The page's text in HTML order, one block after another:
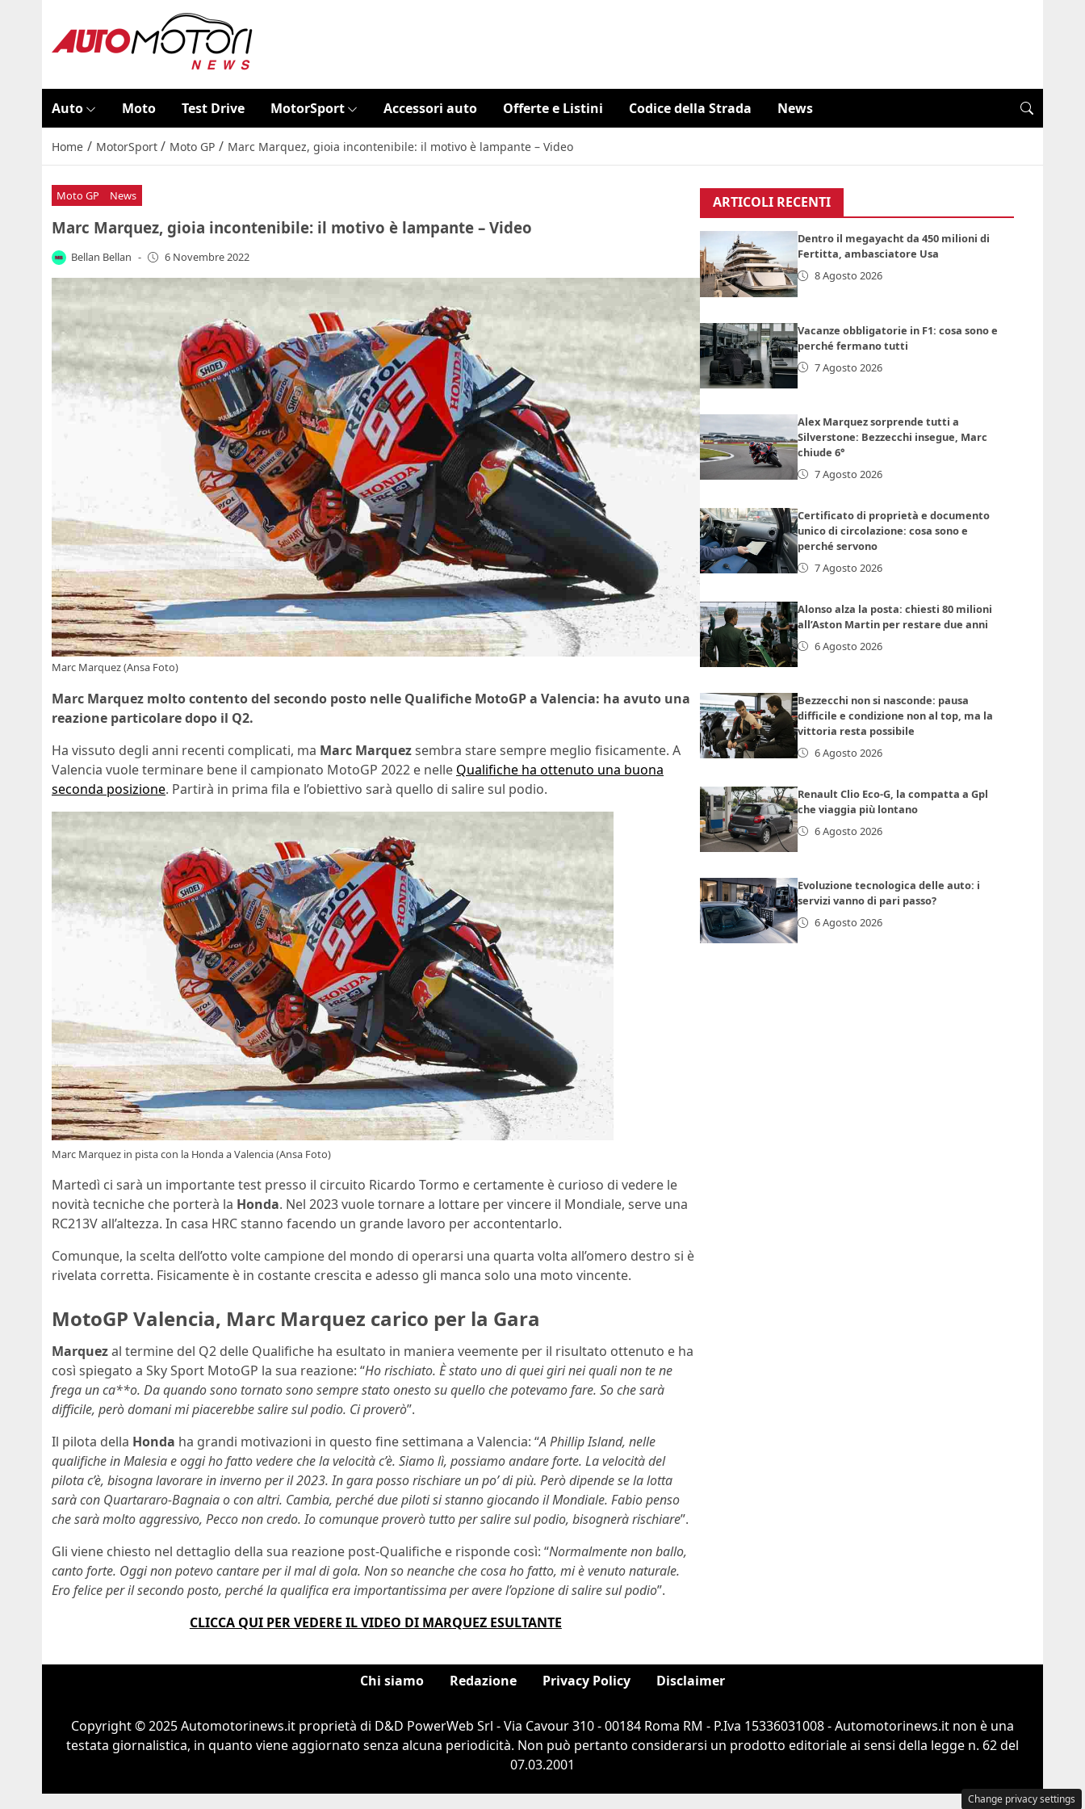
Auto Moto Test Drive MotorSport Accessori auto Offerte e Listini Codice della Strada News
Home / MotorSport / Moto GP / Marc Marquez, gioia incontenibile: il motivo è lampante – Video
Moto GP News
Marc Marquez, gioia incontenibile: il motivo è lampante – Video
Bellan Bellan - 6 Novembre 2022
Marc Marquez (Ansa Foto)
Marc Marquez molto contento del secondo posto nelle Qualifiche MotoGP a Valencia: ha avuto una
reazione particolare dopo il Q2.
Ha vissuto degli anni recenti complicati, ma Marc Marquezsembra stare sempre meglio fisicamente. A
Valencia vuole terminare bene il campionato MotoGP 2022 e nelle Qualifiche ha ottenuto una buona
seconda posizione. Partirà in prima fila e l’obiettivo sarà quello di salire sul podio.
Marc Marquez in pista con la Honda a Valencia (Ansa Foto)
Martedì ci sarà un importante test presso il circuito Ricardo Tormo e certamente è curioso di vedere le
novità tecniche che porterà la Honda. Nel 2023 vuole tornare a lottare per vincere il Mondiale, serve una
RC213V all’altezza. In casa HRC stanno facendo un grande lavoro per accontentarlo.
Comunque, la scelta dell’otto volte campione del mondo di operarsi una quarta volta all’omero destro si è
rivelata corretta. Fisicamente è in costante crescita e adesso gli manca solo una moto vincente.
MotoGP Valencia, Marc Marquez carico per la Gara
Marquezal termine del Q2 delle Qualifiche ha esultato in maniera veemente per il risultato ottenuto e ha
così spiegato a Sky Sport MotoGP la sua reazione: “Ho rischiato. È stato uno di quei giri nei quali non te ne
frega un ca**o. Da quando sono tornato sono sempre stato onesto su quello che potevamo fare. So che sarà
difficile, però domani mi piacerebbe salire sul podio. Ci proverò”.
Il pilota della Honda ha grandi motivazioni in questo fine settimana a Valencia: “A Phillip Island, nelle
qualifiche in Malesia e oggi ho fatto vedere che la velocità c’è. Siamo lì, possiamo andare forte. La velocità del
pilota c’è, bisogna lavorare in inverno per il 2023. In gara posso rischiare un po’ di più. Però dipende se la lotta
sarà con Quartararo-Bagnaia o con altri. Cambia, perché due piloti si stanno giocando il Mondiale. Fabio penso
che sarà molto aggressivo, Pecco non credo. Io comunque proverò tutto per salire sul podio, bisognerà rischiare”.
Gli viene chiesto nel dettaglio della sua reazione post-Qualifiche e risponde così: “Normalmente non ballo,
canto forte. Oggi non potevo cantare per il mal di gola. Non so neanche che cosa ho fatto, mi è venuto naturale.
Ero felice per il secondo posto, perché la qualifica era importantissima per avere l’opzione di salire sul podio”.
CLICCA QUI PER VEDERE IL VIDEO DI MARQUEZ ESULTANTE
ARTICOLI RECENTI
Dentro il megayacht da 450 milioni di
Fertitta, ambasciatore Usa
8 Agosto 2026
Vacanze obbligatorie in F1: cosa sono e
perché fermano tutti
7 Agosto 2026
Alex Marquez sorprende tutti a
Silverstone: Bezzecchi insegue, Marc
chiude 6°
7 Agosto 2026
Certificato di proprietà e documento
unico di circolazione: cosa sono e
perché servono
7 Agosto 2026
Alonso alza la posta: chiesti 80 milioni
all’Aston Martin per restare due anni
6 Agosto 2026
Bezzecchi non si nasconde: pausa
difficile e condizione non al top, ma la
vittoria resta possibile
6 Agosto 2026
Renault Clio Eco-G, la compatta a Gpl
che viaggia più lontano
6 Agosto 2026
Evoluzione tecnologica delle auto: i
servizi vanno di pari passo?
6 Agosto 2026
Chi siamo Redazione Privacy Policy Disclaimer
Copyright © 2025 Automotorinews.it proprietà di D&D PowerWeb Srl - Via Cavour 310 - 00184 Roma RM - P.Iva 15336031008 - Automotorinews.it non è una
testata giornalistica, in quanto viene aggiornato senza alcuna periodicità. Non può pertanto considerarsi un prodotto editoriale ai sensi della legge n. 62 del
07.03.2001
Change privacy settings